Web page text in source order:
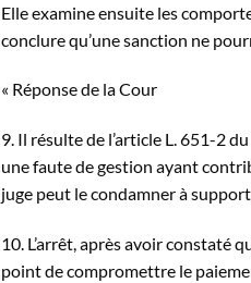
Elle examine ensuite les
conclure qu’une sanction ne
« Réponse de la Cour
9. Il résulte de l’article L. 651-2
une faute de gestion ayant
juge peut le condamner à
10. L’arrêt, après avoir constaté
point de compromettre le